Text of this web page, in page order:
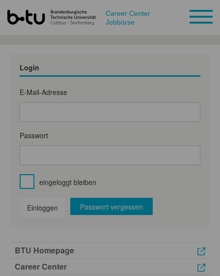
Career Center
Jobbörse
Login
E-Mail-Adresse
Passwort
eingeloggt bleiben
Einloggen Passwort vergessen
BTU Homepage
Career Center